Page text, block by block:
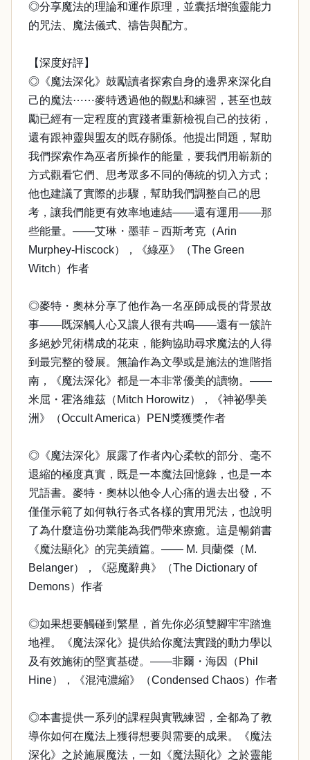
◎分享魔法的理論和運作原理，並囊括增強靈能力
的咒法、魔法儀式、禱告與配方。
【深度好評】
◎《魔法深化》鼓勵讀者探索自身的邊界來深化自
己的魔法⋯⋯麥特透過他的觀點和練習，甚至也鼓
勵已經有一定程度的實踐者重新檢視自己的技術，
還有跟神靈與盟友的既存關係。他提出問題，幫助
我們探索作為巫者所操作的能量，要我們用嶄新的
方式觀看它們、思考眾多不同的傳統的切入方式；
他也建議了實際的步驟，幫助我們調整自己的思
考，讓我們能更有效率地連結——還有運用——那
些能量。——艾琳・墨菲－西斯考克（Arin
Murphey-Hiscock），《綠巫》（The Green
Witch）作者
◎麥特・奧林分享了他作為一名巫師成長的背景故
事——既深觸人心又讓人很有共鳴——還有一簇許
多絕妙咒術構成的花束，能夠協助尋求魔法的人得
到最完整的發展。無論作為文學或是施法的進階指
南，《魔法深化》都是一本非常優美的讀物。——
米屈・霍洛維茲（Mitch Horowitz），《神祕學美
洲》（Occult America）PEN獎獲獎作者
◎《魔法深化》展露了作者內心柔軟的部分、毫不
退縮的極度真實，既是一本魔法回憶錄，也是一本
咒語書。麥特・奧林以他令人心痛的過去出發，不
僅僅示範了如何執行各式各樣的實用咒法，也說明
了為什麼這份功業能為我們帶來療癒。這是暢銷書
《魔法顯化》的完美續篇。—— M. 貝蘭傑（M.
Belanger），《惡魔辭典》（The Dictionary of
Demons）作者
◎如果想要觸碰到繁星，首先你必須雙腳牢牢踏進
地裡。《魔法深化》提供給你魔法實踐的動力學以
及有效施術的堅實基礎。——非爾・海因（Phil
Hine），《混沌濃縮》（Condensed Chaos）作者
◎本書提供一系列的課程與實戰練習，全都為了教
導你如何在魔法上獲得想要與需要的成果。《魔法
深化》之於施展魔法，一如《魔法顯化》之於靈能